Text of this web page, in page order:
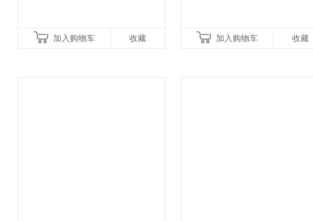
加入购物车 收藏 加入购物车 收藏